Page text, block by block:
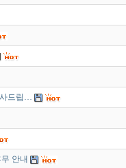
사드립…
안내